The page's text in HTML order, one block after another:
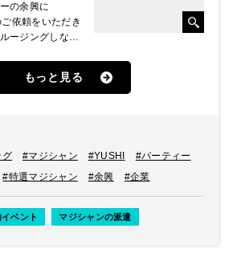
の余興に
依頼をいただき
ージングしなが
したので、本格
をご提案したと
もっと見る
グ #マジシャン #YUSHI
#パーティー
#特選マジシャン #余興 #企業
ベント マジシャンの派遣